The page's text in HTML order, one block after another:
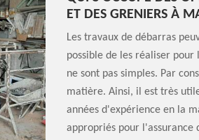
ET DES GRENIERS À
Les travaux de débarras
possible de les réaliser pour
ne sont pas simples. Par
matière. Ainsi, il est très
années d'expérience en la
appropriés pour l'assurance